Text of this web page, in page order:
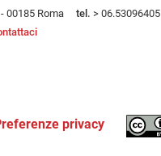
00185 Roma tel. > 06.53096405
privacy